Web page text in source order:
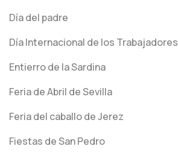
Día del padre
Día Internacional de los Trabajadores
Entierro de la Sardina
Feria de Abril de Sevilla
Feria del caballo de Jerez
Fiestas de San Pedro